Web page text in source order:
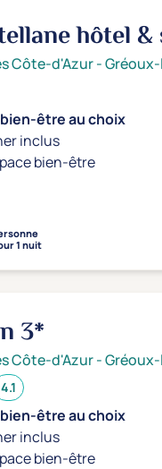
hôtel &
Côte-d'Azur-
être au choix
inclus
bien-être
1 nuit
3*
Côte-d'Azur-
4.1
être au choix
inclus
bien-être